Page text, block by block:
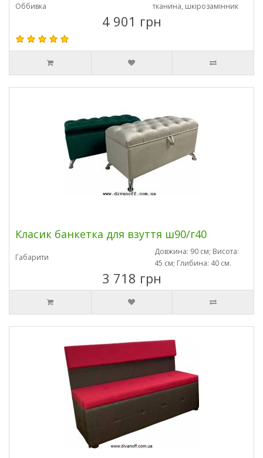
Оббивка
тканина, шкірозамінник
4 901 грн
Класик банкетка для взуття ш90/г40
Габарити
Довжина: 90 см; Висота:
45 см; Глибина: 40 см.
3 718 грн